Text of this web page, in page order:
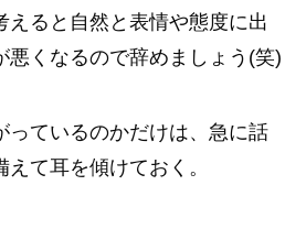
えると自然と表情や態度に出
悪くなるので辞めましょう(笑)
っているのかだけは、急に話
て耳を傾けておく。